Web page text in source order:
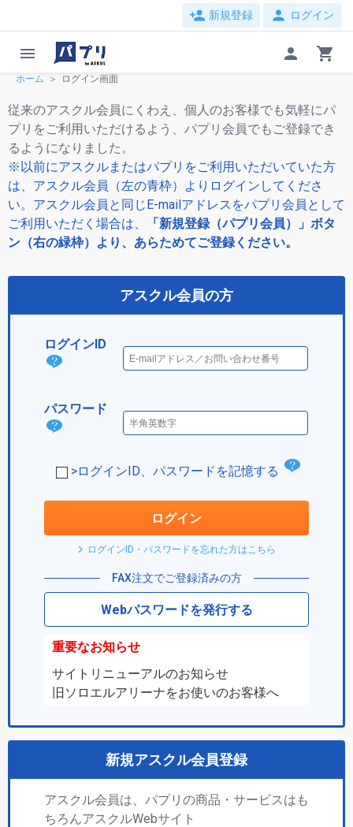
person_add 新規登録 person ログイン
menu person shopping_cart
ホーム ログイン画面
従来のアスクル会員にくわえ、個人のお客様でも気軽にパ
プリをご利用いただけるよう、パプリ会員でもご登録でき
るようになりました。
※以前にアスクルまたはパプリをご利用いただいていた方
は、アスクル会員（左の青枠）よりログインしてくださ
い。アスクル会員と同じE-mailアドレスをパプリ会員として
ご利用いただく場合は、
「新規登録（パプリ会員）」ボタ
ン（右の緑枠）より、あらためてご登録ください。
アスクル会員の方
ログインID
ログ
IDと
パスワード
パス
ド
は？
>ログインID、パスワードを記憶する
ク
ッ
ログイン
ログインID・パスワードを忘れた方はこちら
FAX注文でご登録済みの方
Webパスワードを発行する
重要なお知らせ
サイトリニューアルのお知らせ
旧ソロエルアリーナをお使いのお客様へ
新規アスクル会員登録
アスクル会員は、パプリの商品・サービスはも
ちろんアスクルWebサイト